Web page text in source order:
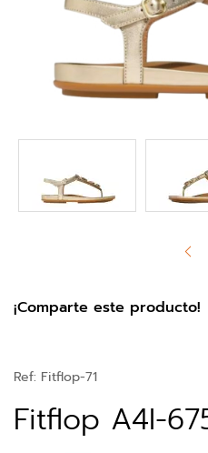
¡Comparte este producto!
Ref: Fitflop-71
Fitflop A4I-